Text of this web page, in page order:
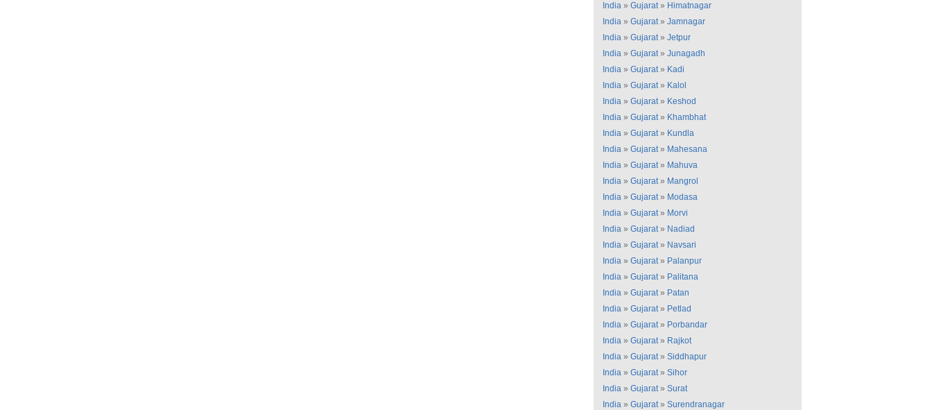
India » Gujarat» Himatnagar
India » Gujarat» Jamnagar
India » Gujarat» Jetpur
India » Gujarat» Junagadh
India » Gujarat» Kadi
India » Gujarat» Kalol
India » Gujarat» Keshod
India » Gujarat» Khambhat
India » Gujarat» Kundla
India » Gujarat» Mahesana
India » Gujarat» Mahuva
India » Gujarat» Mangrol
India » Gujarat» Modasa
India » Gujarat» Morvi
India » Gujarat» Nadiad
India » Gujarat» Navsari
India » Gujarat» Palanpur
India » Gujarat» Palitana
India » Gujarat» Patan
India » Gujarat» Petlad
India » Gujarat» Porbandar
India » Gujarat» Rajkot
India » Gujarat» Siddhapur
India » Gujarat» Sihor
India » Gujarat» Surat
India » Gujarat» Surendranagar